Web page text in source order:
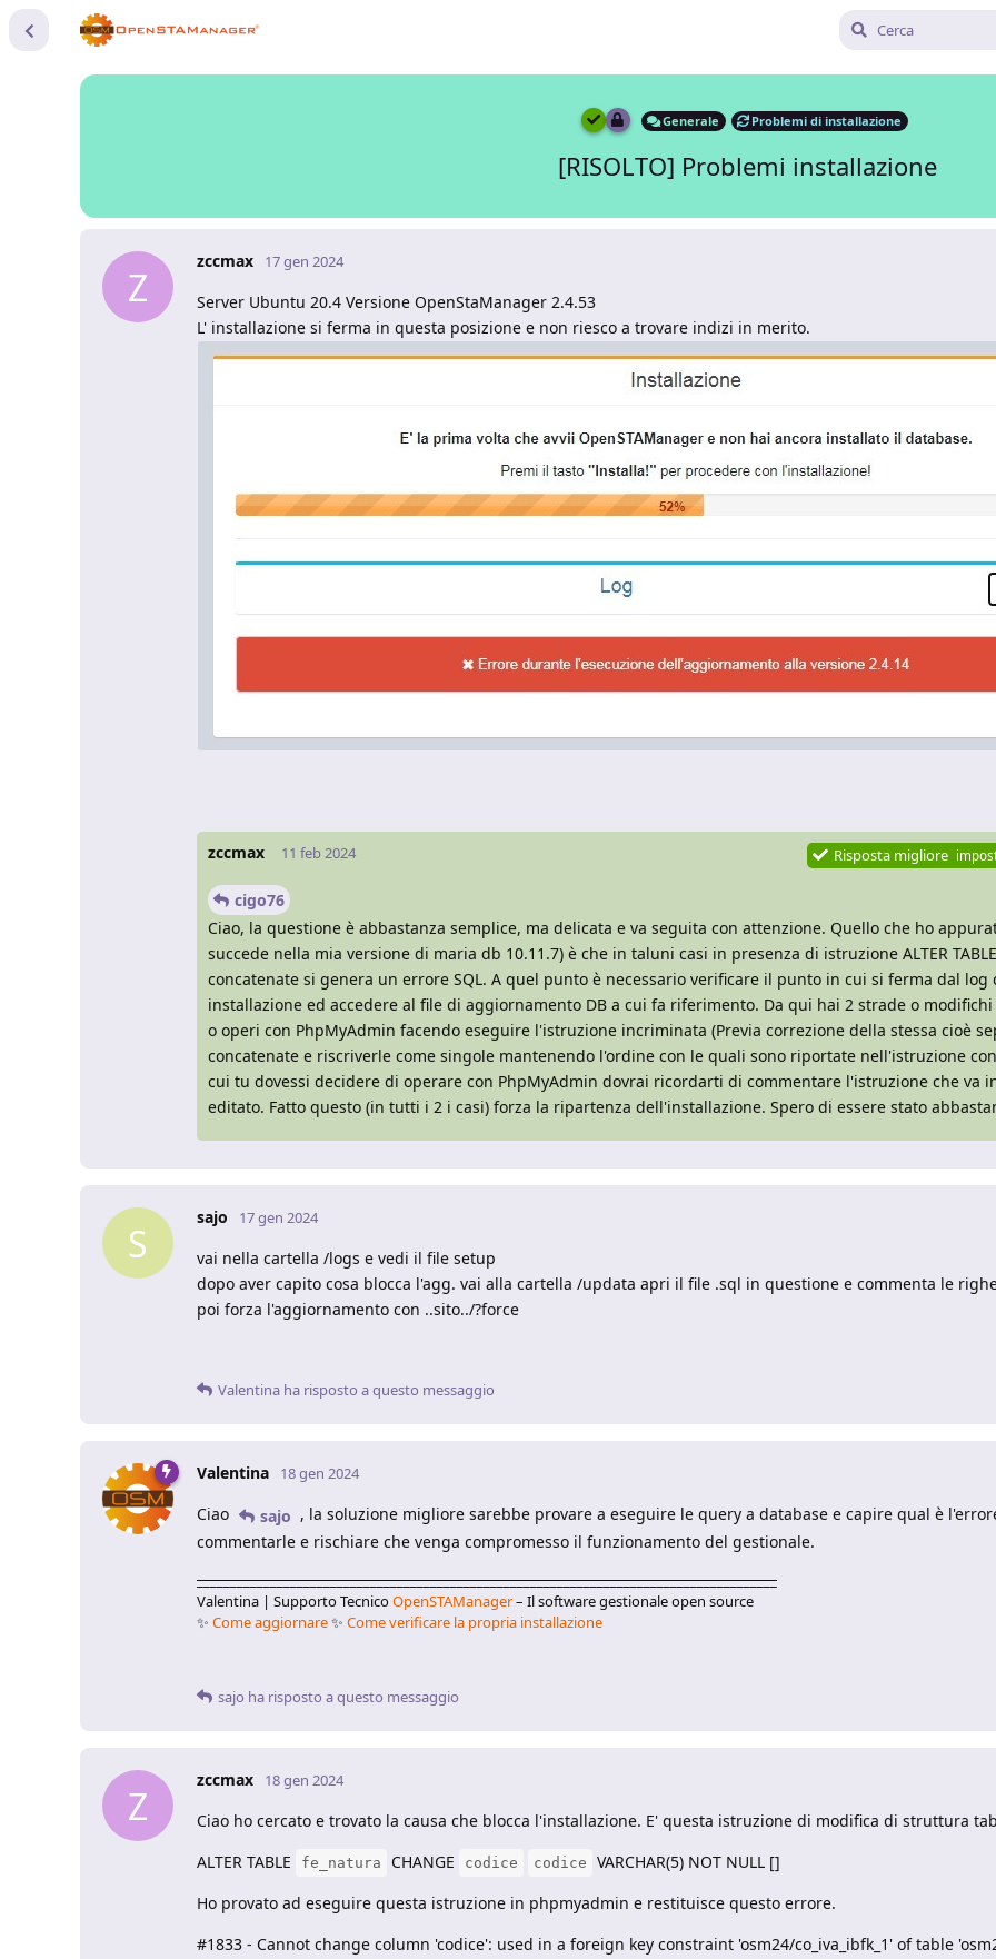
Generale Problemi di installazione
[RISOLTO] Problemi installazione
Z
zccmax 17 gen 2024
Server Ubuntu 20.4 Versione OpenStaManager 2.4.53
L' installazione si ferma in questa posizione e non riesco a trovare indizi in merito.
zccmax 11 feb 2024 Risposta migliore
cigo76
Ciao, la questione è abbastanza semplice, ma delicata e va seguita con attenzione. Quello che ho
succede nella mia versione di maria db 10.11.7) è che in taluni casi in presenza di istruzione ALTER
concatenate si genera un errore SQL. A quel punto è necessario verificare il punto in cui si ferma dal
installazione ed accedere al file di aggiornamento DB a cui fa riferimento. Da qui hai 2 strade o
o operi con PhpMyAdmin facendo eseguire l'istruzione incriminata (Previa correzione della stessa cioè
concatenate e riscriverle come singole mantenendo l'ordine con le quali sono riportate nell'istruzione
cui tu dovessi decidere di operare con PhpMyAdmin dovrai ricordarti di commentare l'istruzione che va
editato. Fatto questo (in tutti i 2 i casi) forza la ripartenza dell'installazione. Spero di essere stato
S
sajo 17 gen 2024
vai nella cartella /logs e vedi il file setup
dopo aver capito cosa blocca l'agg. vai alla cartella /updata apri il file .sql in questione e commenta le
poi forza l'aggiornamento con ..sito../?force
Valentina ha risposto a questo messaggio
Valentina 18 gen 2024
Ciao sajo , la soluzione migliore sarebbe provare a eseguire le query a database e capire qual è
commentarle e rischiare che venga compromesso il funzionamento del gestionale.
_______________________________________________________________________________________
Valentina | Supporto TecnicoOpenSTAManager– Il software gestionale open source
✨ Come aggiornare✨ Come verificare la propria installazione
sajo ha risposto a questo messaggio
Z
zccmax 18 gen 2024
Ciao ho cercato e trovato la causa che blocca l'installazione. E' questa istruzione di modifica di struttura
ALTER TABLE
fe_natura CHANGE codice codice
VARCHAR(5) NOT NULL []
Ho provato ad eseguire questa istruzione in phpmyadmin e restituisce questo errore.
#1833 - Cannot change column 'codice': used in a foreign key constraint 'osm24/co_iva_ibfk_1' of table